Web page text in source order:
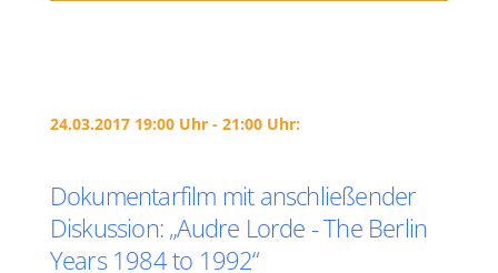
24.03.2017 19:00 Uhr - 21:00 Uhr:
Dokumentarfilm mit anschließender
Diskussion: „Audre Lorde -­ The Berlin
Years 1984 to 1992“